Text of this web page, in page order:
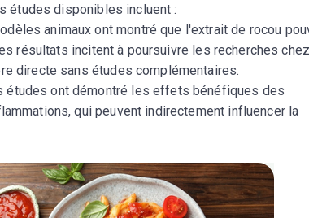
études disponibles incluent :
animaux ont montré que l'extrait de rocou
résultats incitent à poursuivre les recherches
directe sans études complémentaires.
études ont démontré les effets bénéfiques des
qui peuvent indirectement influencer la